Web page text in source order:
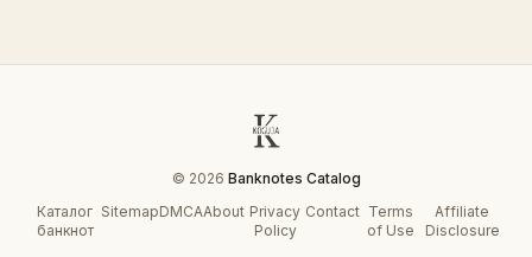
© 2026 Banknotes Catalog
Каталог
банкнот
SitemapDMCAAbout Privacy
Policy
Contact Terms
of Use
Affiliate
Disclosure